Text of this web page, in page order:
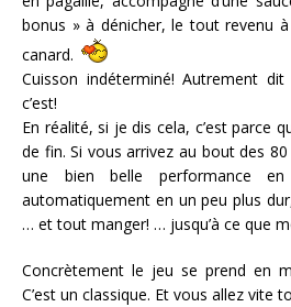
bonus » à dénicher, le tout revenu
canard.
Cuisson indéterminé! Autrement
c’est!
En réalité, si je dis cela, c’est parce
de fin. Si vous arrivez au bout des
une bien belle performance
automatiquement en un peu plus
… et tout manger! … jusqu’à ce que
Concrètement le jeu se prend en
C’est un classique. Et vous allez vite